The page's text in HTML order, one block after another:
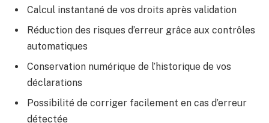
Calcul instantané de vos droits après validation
Réduction des risques d’erreur grâce aux contrôles
automatiques
Conservation numérique de l’historique de vos
déclarations
Possibilité de corriger facilement en cas d’erreur
détectée